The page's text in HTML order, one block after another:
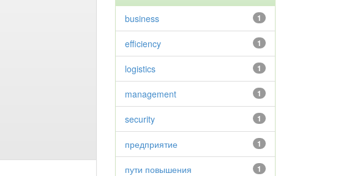
1
business
1
efficiency
1
logistics
1
management
1
security
1
предприятие
1
пути повышения